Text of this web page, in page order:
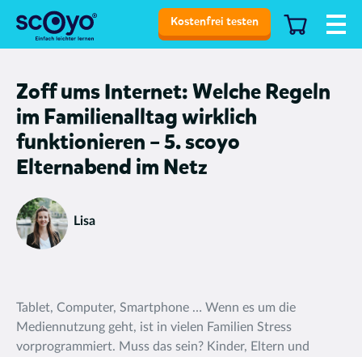
Kostenfrei testen
Zoff ums Internet: Welche Regeln
im Familienalltag wirklich
funktionieren – 5. scoyo
Elternabend im Netz
Lisa
Tablet, Computer, Smartphone … Wenn es um die
Mediennutzung geht, ist in vielen Familien Stress
vorprogrammiert. Muss das sein? Kinder, Eltern und